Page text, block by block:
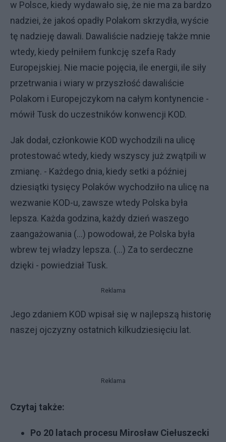
w Polsce, kiedy wydawało się, że nie ma za bardzo
nadziei, że jakoś opadły Polakom skrzydła, wyście
tę nadzieję dawali. Dawaliście nadzieję także mnie
wtedy, kiedy pełniłem funkcję szefa Rady
Europejskiej. Nie macie pojęcia, ile energii, ile siły
przetrwania i wiary w przyszłość dawaliście
Polakom i Europejczykom na całym kontynencie -
mówił Tusk do uczestników konwencji KOD.
Jak dodał, członkowie KOD wychodzili na ulicę
protestować wtedy, kiedy wszyscy już zwątpili w
zmianę. - Każdego dnia, kiedy setki a później
dziesiątki tysięcy Polaków wychodziło na ulicę na
wezwanie KOD-u, zawsze wtedy Polska była
lepsza. Każda godzina, każdy dzień waszego
zaangażowania (...) powodował, że Polska była
wbrew tej władzy lepsza. (...) Za to serdeczne
dzięki - powiedział Tusk.
Reklama
Jego zdaniem KOD wpisał się w najlepszą historię
naszej ojczyzny ostatnich kilkudziesięciu lat.
Reklama
Czytaj także:
Po 20 latach procesu Mirosław Ciełuszecki